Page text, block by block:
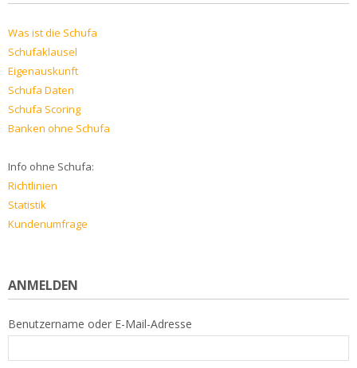
Was ist die Schufa
Schufaklausel
Eigenauskunft
Schufa Daten
Schufa Scoring
Banken ohne Schufa
Info ohne Schufa:
Richtlinien
Statistik
Kundenumfrage
ANMELDEN
Benutzername oder E-Mail-Adresse